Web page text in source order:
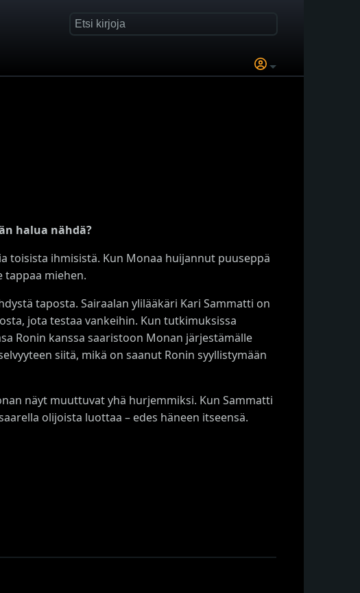
halua nähdä?
toisista ihmisistä. Kun Monaa huijannut puuseppä
tappaa miehen.
taposta. Sairaalan ylilääkäri Kari Sammatti on
jota testaa vankeihin. Kun tutkimuksissa
Ronin kanssa saaristoon Monan järjestämälle
siitä, mikä on saanut Ronin syyllistymään
näyt muuttuvat yhä hurjemmiksi. Kun Sammatti
olijoista luottaa – edes häneen itseensä.